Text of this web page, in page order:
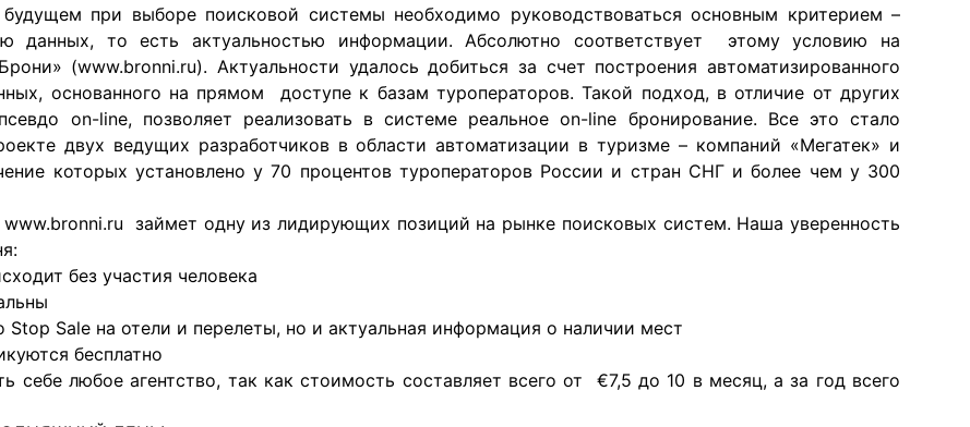
при выборе поисковой системы необходимо руководствоваться основным критерием –
данных, то есть актуальностью информации. Абсолютно соответствует этому условию на
(www.bronni.ru). Актуальности удалось добиться за счет построения автоматизированного
основанного на прямом доступе к базам туроператоров. Такой подход, в отличие от других
on-line, позволяет реализовать в системе реальное on-line бронирование. Все это стало
двух ведущих разработчиков в области автоматизации в туризме – компаний «Мегатек» и
которых установлено у 70 процентов туроператоров России и стран СНГ и более чем у 300
займет одну из лидирующих позиций на рынке поисковых систем. Наша уверенность
без участия человека
Sale на отели и перелеты, но и актуальная информация о наличии мест
бесплатно
себе любое агентство, так как стоимость составляет всего от €7,5 до 10 в месяц, а за год всего